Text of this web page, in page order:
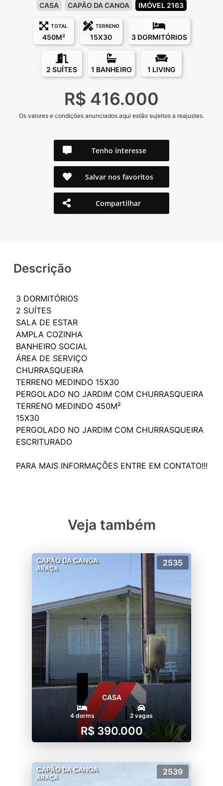
CASA CAPÃO DA CANOA IMÓVEL 2163
TOTAL
450M²
TERRENO
15X30 3 DORMITÓRIOS
2 SUÍTES 1 BANHEIRO 1 LIVING
R$ 416.000
Os valores e condições anunciados aqui estão sujeitos a reajustes.
Tenho interesse
Salvar nos favoritos
Compartilhar
Descrição
3 DORMITÓRIOS
2 SUÍTES
SALA DE ESTAR
AMPLA COZINHA
BANHEIRO SOCIAL
ÁREA DE SERVIÇO
CHURRASQUEIRA
TERRENO MEDINDO 15X30
PERGOLADO NO JARDIM COM CHURRASQUEIRA
TERRENO MEDINDO 450M²
15X30
PERGOLADO NO JARDIM COM CHURRASQUEIRA
ESCRITURADO
Veja também
CAPÃO DA CANOA
ARAÇA
2535
CASA
4 dorms 2 vagas
R$ 390.000
CAPÃO DA CANOA
ARAÇA
2539